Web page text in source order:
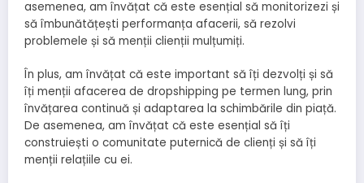
asemenea, am învățat că este esențial să monitorizezi și
să îmbunătățești performanța afacerii, să rezolvi
problemele și să menții clienții mulțumiți.
În plus, am învățat că este important să îți dezvolți și să
îți menții afacerea de dropshipping pe termen lung, prin
învățarea continuă și adaptarea la schimbările din piață.
De asemenea, am învățat că este esențial să îți
construiești o comunitate puternică de clienți și să îți
menții relațiile cu ei.